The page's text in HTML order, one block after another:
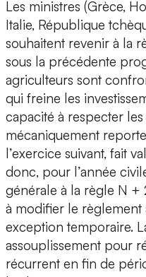
Les ministres (Grèce,
Italie, République
souhaitent revenir à la
sous la précédente
agriculteurs sont
qui freine les
capacité à respecter
mécaniquement
l’exercice suivant, fait
donc, pour l’année
générale à la règle N +
à modifier le règlement
exception temporaire.
assouplissement pour
récurrent en fin de